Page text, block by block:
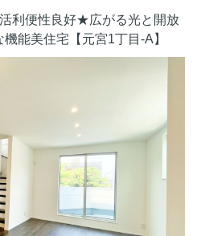
利便性良好★広がる光と開放
能美住宅【元宮1丁目-A】